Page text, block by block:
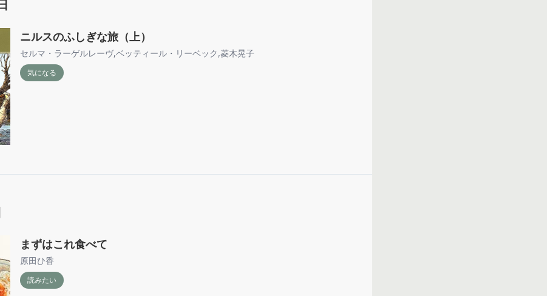
ニルスのふしぎな旅（上）
セルマ・ラーゲルレーヴ,ベッティール・リーベック,菱木晃子
気になる
まずはこれ食べて
原田ひ香
読みたい